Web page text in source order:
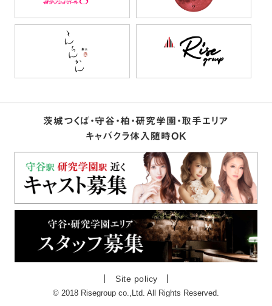
茨城つくば・守谷・柏・研究学園・取手エリア
キャバクラ体入随時OK
Site policy
© 2018 Risegroup co.,Ltd. All Rights Reserved.